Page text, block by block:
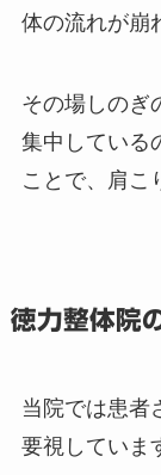
体の流れが崩
その場しのぎ
集中している
ことで、肩こ
徳力整体院
当院では患者
要視していま